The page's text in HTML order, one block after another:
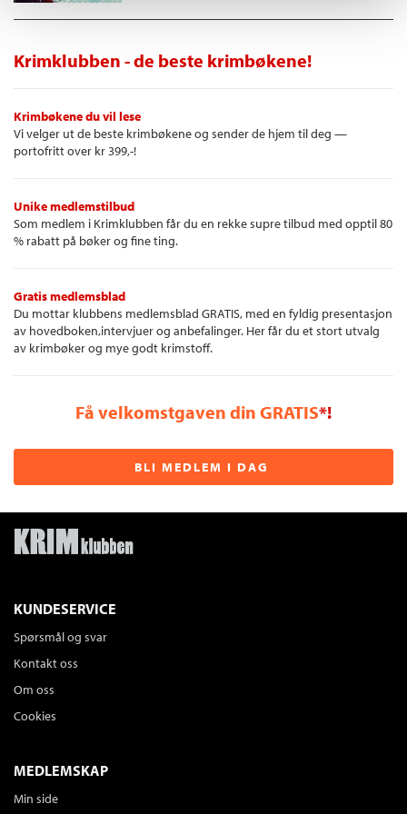
Krimklubben - de beste krimbøkene!
Krimbøkene du vil lese
Vi velger ut de beste krimbøkene og sender de hjem til deg —
portofritt over kr 399,-!
Unike medlemstilbud
Som medlem i Krimklubben får du en rekke supre tilbud med opptil 80
% rabatt på bøker og fine ting.
Gratis medlemsblad
Du mottar klubbens medlemsblad GRATIS, med en fyldig presentasjon
av hovedboken,intervjuer og anbefalinger. Her får du et stort utvalg
av krimbøker og mye godt krimstoff.
Få velkomstgaven din GRATIS*!
BLI MEDLEM I DAG
KUNDESERVICE
Spørsmål og svar
Kontakt oss
Om oss
Cookies
MEDLEMSKAP
Min side